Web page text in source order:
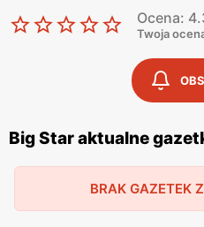
cenią sobie szeroki
które umożliwiają zakup
niskich cenach.
gazetki promocyjne,
najnowsze kolekcje,
Gazetki
te są dostępne w
online, co pozwala klientom
Publikacje te pojawiają się
Ocena:
Twoja
Big Star aktualne
BRAK GAZETEK